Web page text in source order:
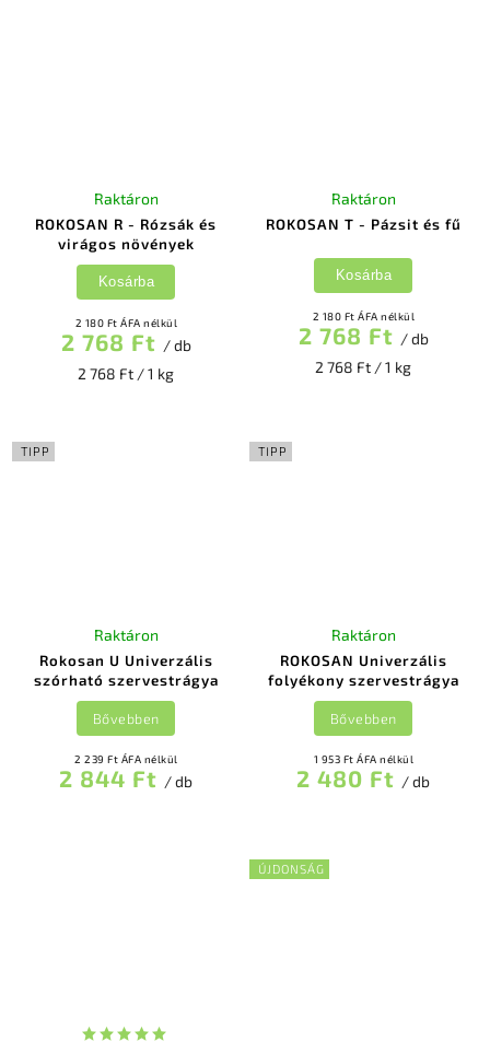
ROKOSAN R - Rózsák és
virágos növények
Raktáron
2 180 Ft ÁFA nélkül
2 768 Ft / db
2 768 Ft / 1 kg
Kosárba
ROKOSAN T - Pázsit és fű
Raktáron
2 180 Ft ÁFA nélkül
2 768 Ft / db
2 768 Ft / 1 kg
Kosárba
TIPP
Rokosan U Univerzális
szórható szervestrágya
Raktáron
2 239 Ft ÁFA nélkül
2 844 Ft / db
Bővebben
TIPP
ROKOSAN Univerzális
folyékony szervestrágya
Raktáron
1 953 Ft ÁFA nélkül
2 480 Ft / db
Bővebben
ÚJDONSÁG